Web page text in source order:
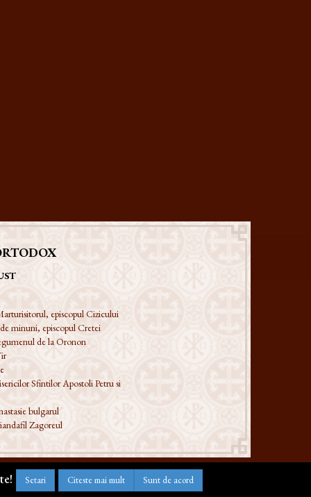
episcopul Cizicului
minuni, episcopul Cretei
de la Oronon
Sfintilor Apostoli Petru si
bulgarul
Zagoreul
Setari Citeste mai mult Sunt de acord